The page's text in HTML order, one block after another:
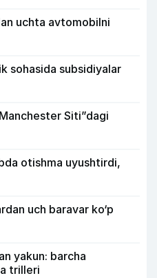
uchta avtomobilni
sohasida subsidiyalar
Siti”dagi
otishma uyushtirdi,
uch baravar ko‘p
yakun: barcha
trilleri